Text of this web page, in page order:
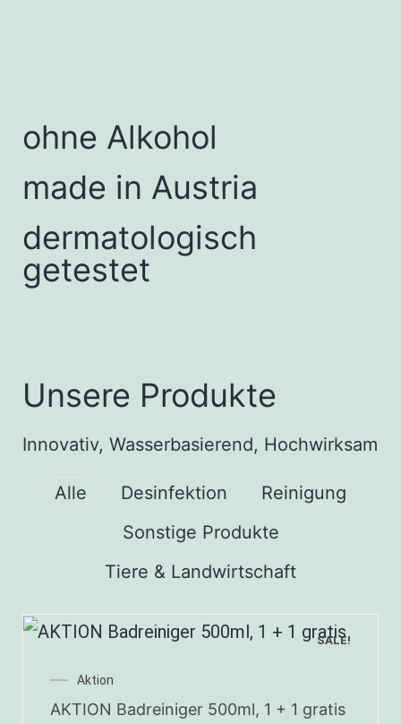
ohne Alkohol
made in Austria
dermatologisch
getestet
Unsere Produkte
Innovativ, Wasserbasierend, Hochwirksam
Alle Desinfektion
Reinigung
Sonstige Produkte
Tiere & Landwirtschaft
SALE!
Aktion
AKTION Badreiniger 500ml, 1 + 1 gratis